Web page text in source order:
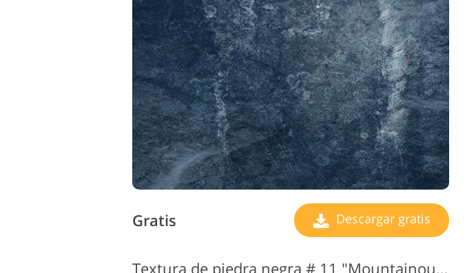
Gratis Descargar gratis
Textura de piedra negra # 11 "Mountainous Terrain"